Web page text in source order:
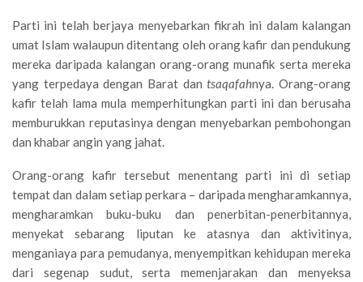
Parti ini telah berjaya menyebarkan fikrah ini dalam kalangan
umat Islam walaupun ditentang oleh orang kafir dan pendukung
mereka daripada kalangan orang-orang munafik serta mereka
yang terpedaya dengan Barat dantsaqafahnya. Orang-orang
kafir telah lama mula memperhitungkan parti ini dan berusaha
memburukkan reputasinya dengan menyebarkan pembohongan
dan khabar angin yang jahat.
Orang-orang kafir tersebut menentang parti ini di setiap
tempat dan dalam setiap perkara – daripada mengharamkannya,
mengharamkan buku-buku dan penerbitan-penerbitannya,
menyekat sebarang liputan ke atasnya dan aktivitinya,
menganiaya para pemudanya, menyempitkan kehidupan mereka
dari segenap sudut, serta memenjarakan dan menyeksa